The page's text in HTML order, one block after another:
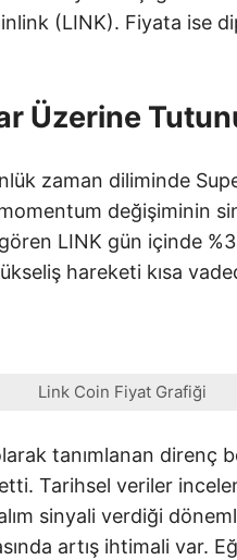
(LINK). Fiyata ise
Üzerine
zaman diliminde
değişiminin
LINK gün içinde
hareketi kısa
Link Coin Fiyat Grafiği
tanımlanan direnç
Tarihsel veriler
sinyali verdiği
artış ihtimali var.